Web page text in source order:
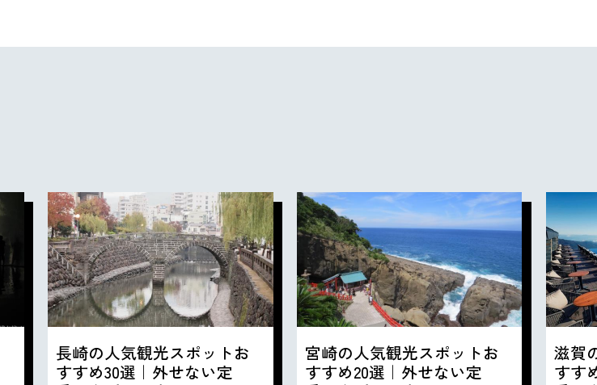
長崎の人気観光スポットお
すすめ30選｜外せない定
宮崎の人気観光スポットお
すすめ20選｜外せない定
滋賀
すす